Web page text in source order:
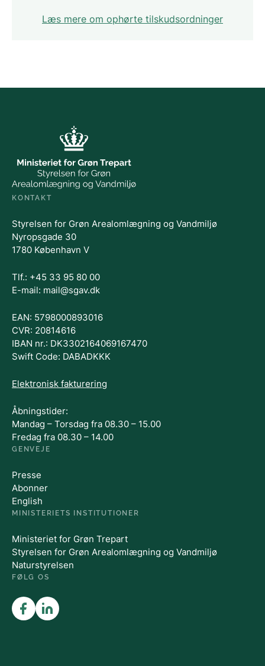
Læs mere om ophørte tilskudsordninger
KONTAKT
Styrelsen for Grøn Arealomlægning og Vandmiljø
Nyropsgade 30
1780 København V
Tlf.: +45 33 95 80 00
E-mail: mail@sgav.dk
EAN: 5798000893016
CVR: 20814616
IBAN nr.: DK3302164069167470
Swift Code: DABADKKK
Elektronisk fakturering
Åbningstider:
Mandag – Torsdag fra 08.30 – 15.00
Fredag fra 08.30 – 14.00
GENVEJE
Presse
Abonner
English
MINISTERIETS INSTITUTIONER
Ministeriet for Grøn Trepart
Styrelsen for Grøn Arealomlægning og Vandmiljø
Naturstyrelsen
FØLG OS